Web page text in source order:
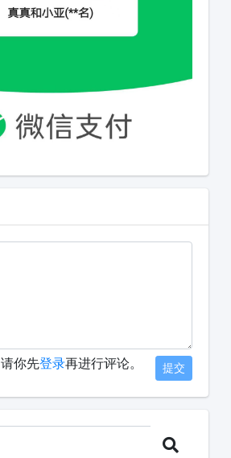
请你先登录再进行评论。 提交